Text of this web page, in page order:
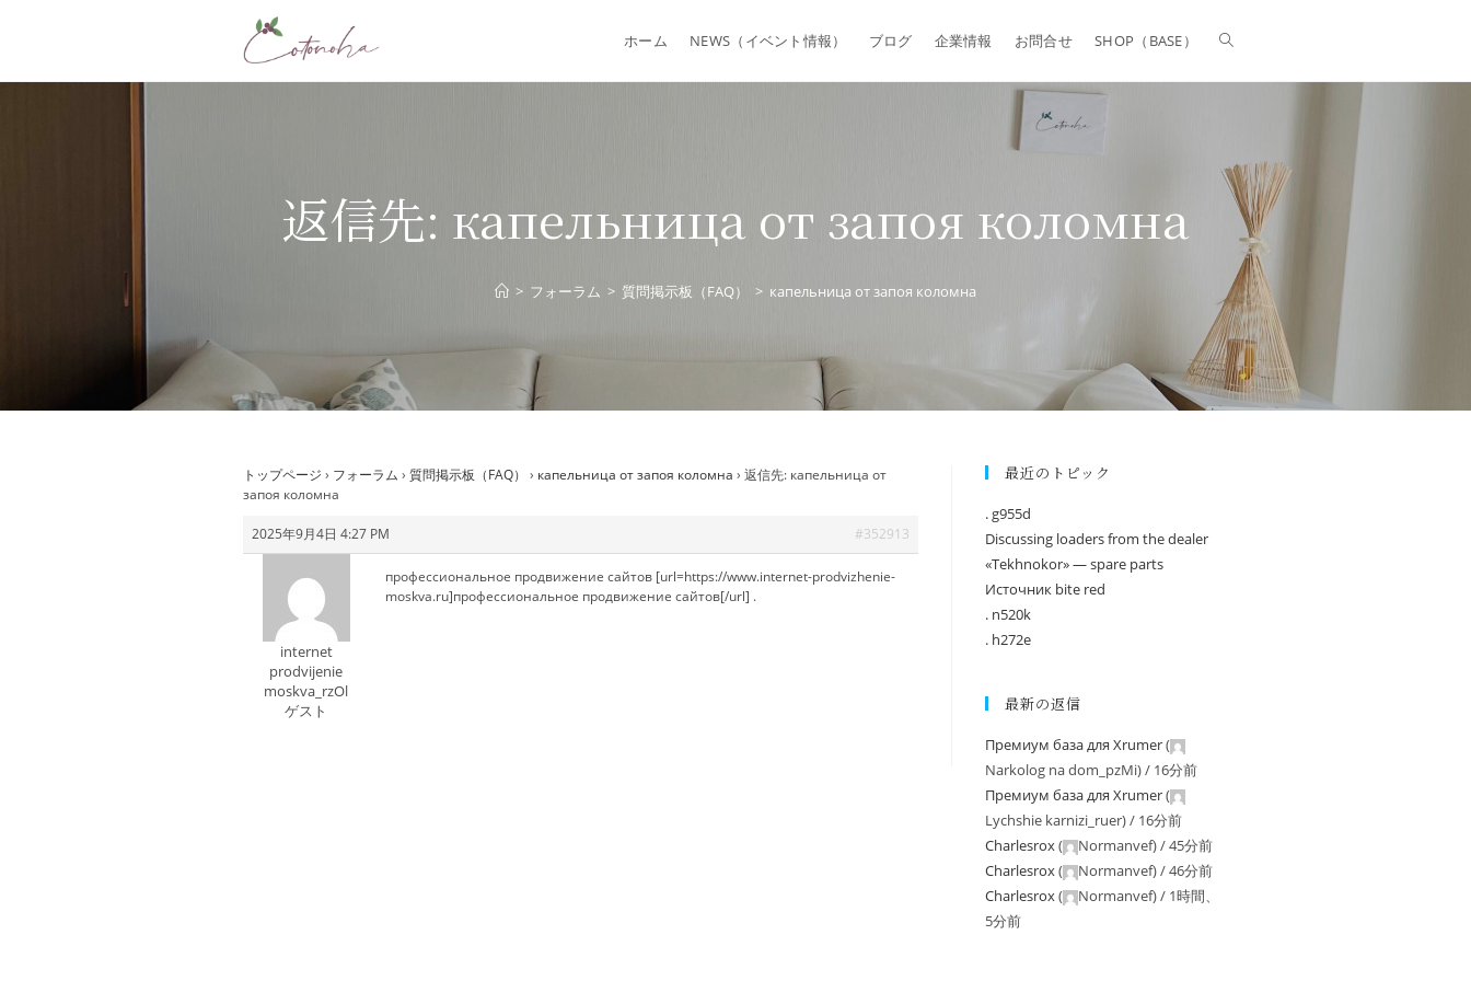
ホーム NEWS（イベント情報） ブログ 企業情報 お問合せ SHOP（BASE）
返信先: капельница от запоя коломна
> フォーラム > 質問掲示板（FAQ） > капельница от запоя коломна
トップページ › フォーラム › 質問掲示板（FAQ） › капельница от запоя коломна › 返信先: капельница от
запоя коломна
2025年9月4日 4:27 PM #352913
internet
prodvijenie
moskva_rzOl
ゲスト
профессиональное продвижение сайтов [url=https://www.internet-prodvizhenie-
moskva.ru]профессиональное продвижение сайтов[/url] .
最近のトピック
. g955d
Discussing loaders from the dealer
«Tekhnokor» — spare parts
Источник bite red
. n520k
. h272e
最新の返信
Премиум база для Xrumer(
Narkolog na dom_pzMi) / 16分前
Премиум база для Xrumer(
Lychshie karnizi_ruer) / 16分前
Charlesrox( Normanvef) /45分前
Charlesrox( Normanvef) /46分前
Charlesrox( Normanvef) / 1時間、
5分前